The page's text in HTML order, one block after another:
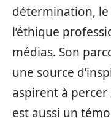
détermination,
l’éthique
médias. Son
une source
aspirent à
est aussi un